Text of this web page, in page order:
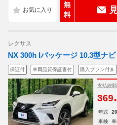
無
料
レクサス
NX 300h Iパッケージ 10.3型ナ
保証付 車両品質保証書付 購入プラン付き
支払総額
369.
年式
車検